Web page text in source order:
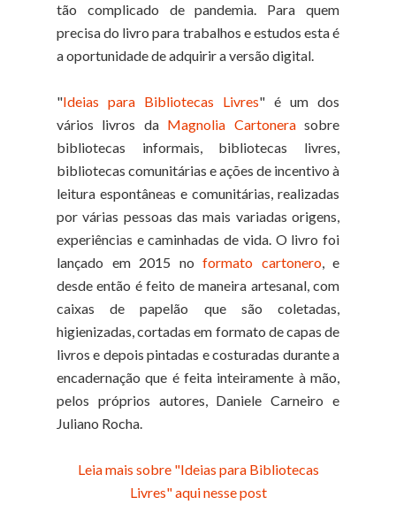
tão complicado de pandemia. Para quem
precisa do livro para trabalhos e estudos esta é
a oportunidade de adquirir a versão digital.
"Ideias para Bibliotecas Livres" é um dos
vários livros da Magnolia Cartonerasobre
bibliotecas informais, bibliotecas livres,
bibliotecas comunitárias e ações de incentivo à
leitura espontâneas e comunitárias, realizadas
por várias pessoas das mais variadas origens,
experiências e caminhadas de vida. O livro foi
lançado em 2015 no formato cartonero, e
desde então é feito de maneira artesanal, com
caixas de papelão que são coletadas,
higienizadas, cortadas em formato de capas de
livros e depois pintadas e costuradas durante a
encadernação que é feita inteiramente à mão,
pelos próprios autores, Daniele Carneiro e
Juliano Rocha.
Leia mais sobre "Ideias para Bibliotecas
Livres" aqui nesse post